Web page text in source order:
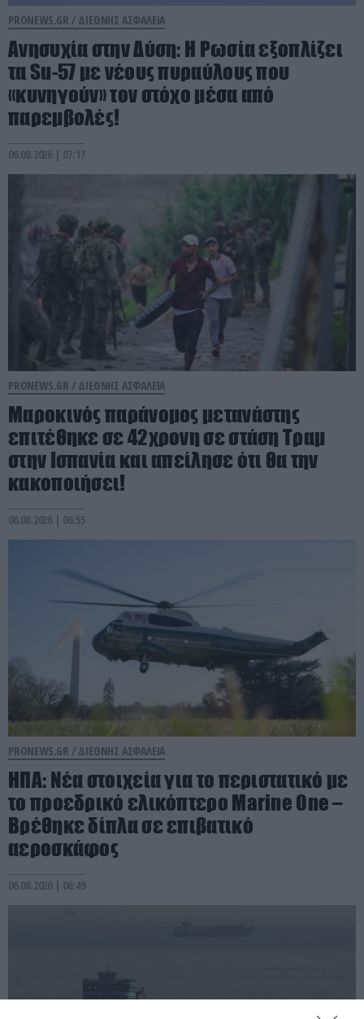
PRONEWS.GR / ΔΙΕΘΝΗΣ ΑΣΦΑΛΕΙΑ
Ανησυχία στην Δύση: H Ρωσία εξοπλίζει
τα Su-57 με νέους πυραύλους που
«κυνηγούν» τον στόχο μέσα από
παρεμβολές!
06.08.2026 | 07:17
PRONEWS.GR / ΔΙΕΘΝΗΣ ΑΣΦΑΛΕΙΑ
Μαροκινός παράνομος μετανάστης
επιτέθηκε σε 42χρονη σε στάση Τραμ
στην Ισπανία και απείλησε ότι θα την
κακοποιήσει!
06.08.2026 | 06:55
PRONEWS.GR / ΔΙΕΘΝΗΣ ΑΣΦΑΛΕΙΑ
ΗΠΑ: Nέα στοιχεία για το περιστατικό με
το προεδρικό ελικόπτερο Marine One –
Βρέθηκε δίπλα σε επιβατικό
αεροσκάφος
06.08.2026 | 06:49